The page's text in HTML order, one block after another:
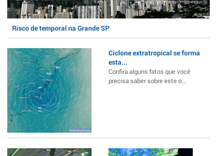
Risco de temporal na Grande SP
Ciclone extratropical se forma
esta...
Confira alguns fatos que você
precisa saber sobre este o...